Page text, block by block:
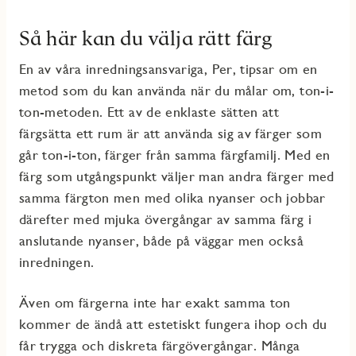
Så här kan du välja rätt färg
En av våra inredningsansvariga, Per, tipsar om en
metod som du kan använda när du målar om, ton-i-
ton-metoden. Ett av de enklaste sätten att
färgsätta ett rum är att använda sig av färger som
går ton-i-ton, färger från samma färgfamilj. Med en
färg som utgångspunkt väljer man andra färger med
samma färgton men med olika nyanser och jobbar
därefter med mjuka övergångar av samma färg i
anslutande nyanser, både på väggar men också
inredningen.
Även om färgerna inte har exakt samma ton
kommer de ändå att estetiskt fungera ihop och du
får trygga och diskreta färgövergångar. Många